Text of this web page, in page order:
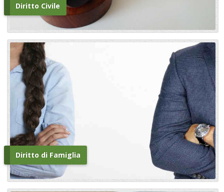
Diritto Civile
Diritto di Famiglia